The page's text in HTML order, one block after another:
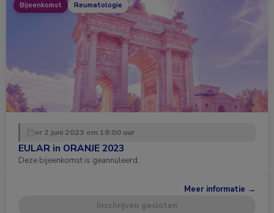
Bijeenkomst Reumatologie
vr 2 juni 2023 om 18:00 uur
EULAR in ORANJE 2023
Deze bijeenkomst is geannuleerd.
Meer informatie →
Inschrijven gesloten